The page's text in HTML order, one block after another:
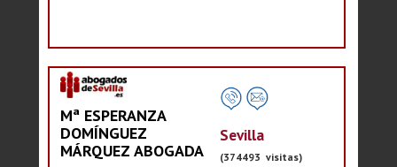
Mª ESPERANZA
DOMÍNGUEZ
MÁRQUEZ ABOGADA
Sevilla
(374493 visitas)